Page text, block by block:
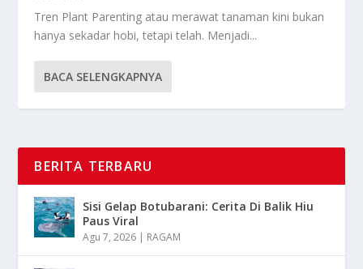
Tren Plant Parenting atau merawat tanaman kini bukan
hanya sekadar hobi, tetapi telah. Menjadi...
BACA SELENGKAPNYA
BERITA TERBARU
Sisi Gelap Botubarani: Cerita Di Balik Hiu
Paus Viral
Agu 7, 2026 | RAGAM